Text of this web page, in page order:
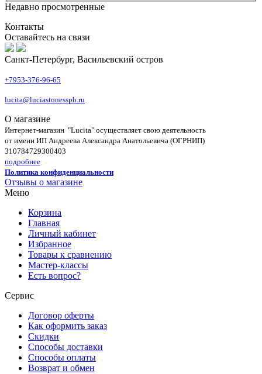
Недавно просмотренные
Контакты
Оставайтесь на связи
Санкт-Петербург, Васильевский остров
+7953-376-96-65
lucita@luciastonesspb.ru
О магазине
Интернет-магазин "Lucita" осуществляет свою деятельность
от имени ИП Андреева Александра Анатольевича (ОГРНИП)
310784729300403
подробнее
Политика конфиденциальности
Отзывы о магазине
Меню
Корзина
Главная
Личный кабинет
Избранное
Товары к сравнению
Мастер-классы
Есть вопрос?
Сервис
Договор оферты
Как оформить заказ
Скидки
Способы доставки
Способы оплаты
Возврат и обмен